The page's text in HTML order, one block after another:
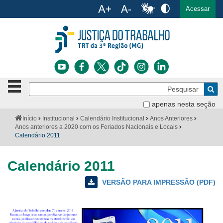
Ir para o menu Ir para a busca Ir para o rodapé
Acessar
apenas nesta seção
Botão
de
clique
para
fechar
o
Notícias
Jurisprudência
Legislação
Você
está
aqui:
Início Institucional Calendário Institucional
Anos Anteriores
Anos anteriores a 2020 com os Feriados Nacionais e Locais
Calendário 2011
Calendário 2011
sobre
VERSÃO PARA IMPRESSÃO